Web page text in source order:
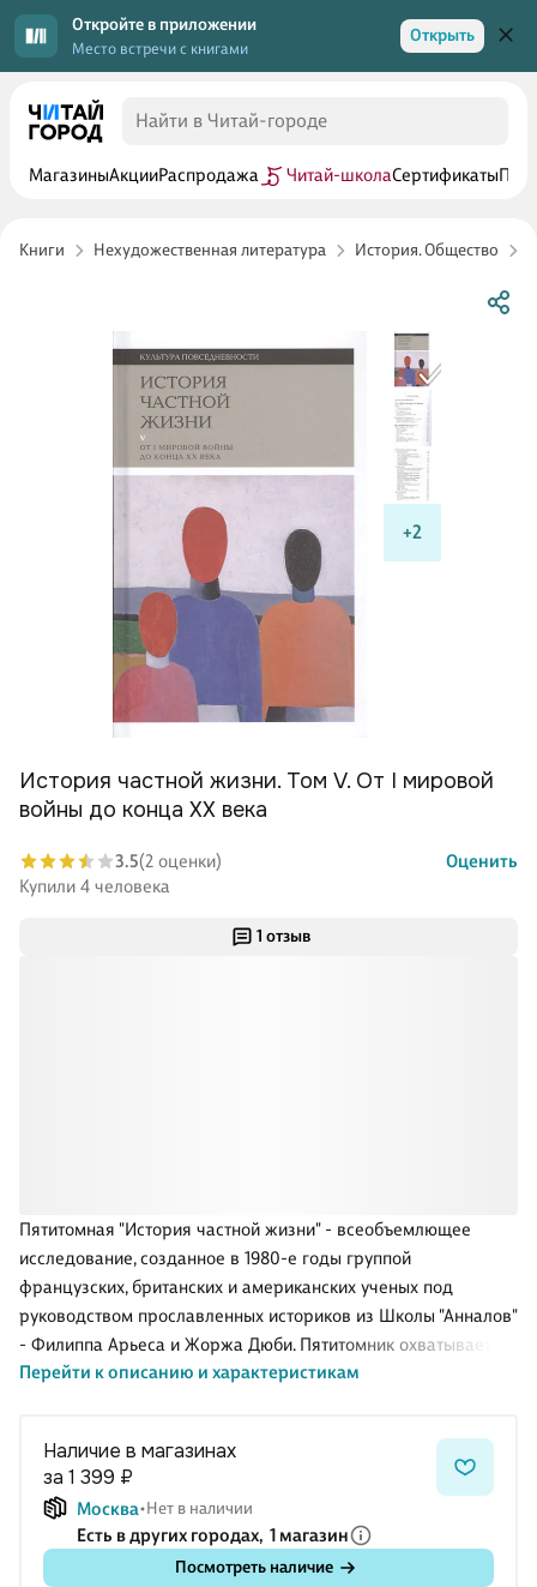
Откройте в приложении
Место встречи с книгами
Открыть
МагазиныАкцииРаспродажа Читай-школаСертификаты
Книги Нехудожественная литература История. Общество
+2
1 отзыв
Пятитомная "История частной жизни" - всеобъемлющее
исследование, созданное в 1980-е годы группой
французских, британских и американских ученых под
руководством прославленных историков из Школы "Анналов"
- Филиппа Арьеса и Жоржа Дюби. Пятитомник охватывает
всю историю Запада с Античности до конца XX века. Пятый,
о дегуманизации человека на войне и в концлагере, о
сексуальной революции и новом восприятии спорта, о том,
как можно хранить личные тайны в эпоху масс-медиа и
государственного контроля, о трансформациях религии и
появлении интернета - и о многом другом.
Перейти к описанию и характеристикам
История частной жизни. Том V. От I мировой
войны до конца XX века
3.5(2 оценки)
Оценить
Купили 4 человека
Наличие в магазинах
за 1 399 ₽
Москва Нет в наличии
Есть в других городах, 1 магазин
Посмотреть наличие